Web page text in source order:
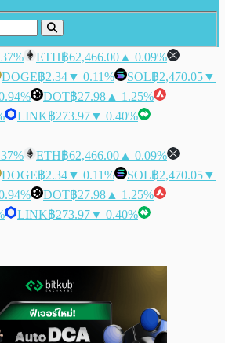
ETH฿62,466.00 ▲ 0.09%
DOGE฿2.34▼ 0.11% SOL฿2,470.05▼
DOT฿27.98 ▲ 1.25%
LINK฿273.97▼ 0.40%
ETH฿62,466.00 ▲ 0.09%
DOGE฿2.34▼ 0.11% SOL฿2,470.05▼
DOT฿27.98 ▲ 1.25%
LINK฿273.97▼ 0.40%